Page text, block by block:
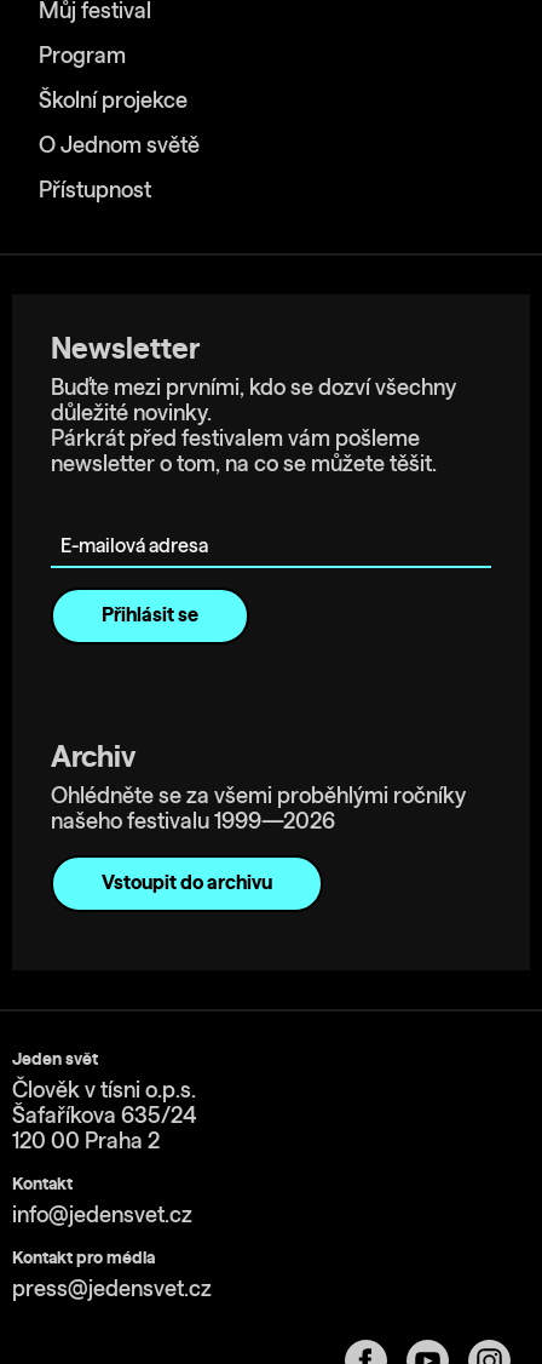
Můj festival
Program
Školní projekce
O Jednom světě
Přístupnost
Newsletter
Buďte mezi prvními, kdo se dozví všechny
důležité novinky.
Párkrát před festivalem vám pošleme
newsletter o tom, na co se můžete těšit.
Archiv
Ohlédněte se za všemi proběhlými ročníky
našeho festivalu 1999—2026
Vstoupit do archivu
Jeden svět
Člověk v tísni o.p.s.
Šafaříkova 635/24
120 00 Praha 2
Kontakt
info@jedensvet.cz
Kontakt pro média
press@jedensvet.cz